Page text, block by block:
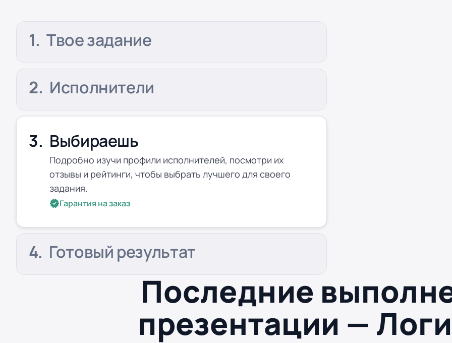
Твое задание
Исполнители
Выбираешь
Подробно изучи профили исполнителей, посмотри их
отзывы и рейтинги, чтобы выбрать лучшего для своего
задания.
Гарантия на заказ
Готовый результат
Последние
презентации —